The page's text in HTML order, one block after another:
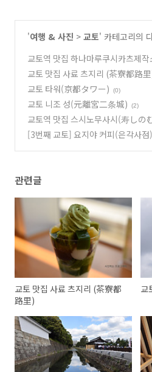
'여행 & 사진 > 교토' 카테고리의
교토역 맛집 하나마루쿠시카츠제
串カツ製作所) (0)
교토 맛집 사료 츠지리 (茶寮都路
교토 타워(京都タワー) (0)
교토 니조 성(元離宮二条城) (2)
교토역 맛집 스시노무사시(寿しの
전초밥
(0)
[3번째 교토] 요지야 커피(은각사점)
관련글
교토 맛집 사료 츠지리 (茶寮都
路里)
교